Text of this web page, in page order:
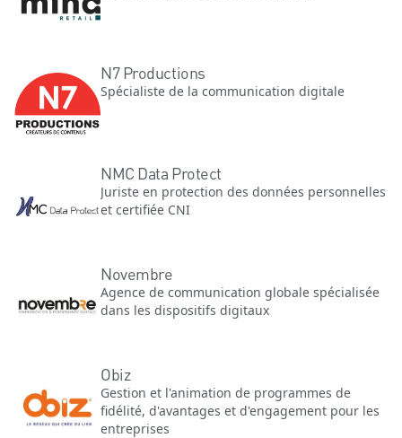
N7 Productions
Spécialiste de la communication digitale
NMC Data Protect
Juriste en protection des données personnelles
et certifiée CNI
Novembre
Agence de communication globale spécialisée
dans les dispositifs digitaux
Obiz
Gestion et l'animation de programmes de
fidélité, d'avantages et d'engagement pour les
entreprises